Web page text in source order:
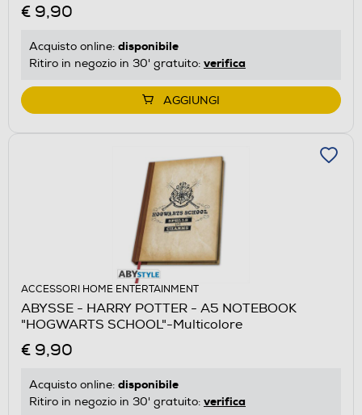
€ 9,90
Acquisto online: disponibile
Ritiro in negozio in 30' gratuito: verifica
AGGIUNGI
ACCESSORI HOME ENTERTAINMENT
ABYSSE - HARRY POTTER - A5 NOTEBOOK
"HOGWARTS SCHOOL"-Multicolore
€ 9,90
Acquisto online: disponibile
Ritiro in negozio in 30' gratuito: verifica